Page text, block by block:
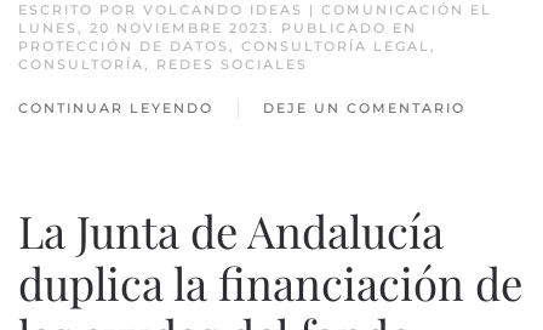
ESCRITO POR VOLCANDO IDEAS | COMUNICACIÓN
EL
LUNES, 20 NOVIEMBRE 2023. PUBLICADO EN
PROTECCIÓN DE DATOS , CONSULTORÍA LEGAL,
CONSULTORÍA, REDES SOCIALES
CONTINUAR LEYENDO DEJE UN COMENTARIO
La Junta de Andalucía
duplica la financiación de